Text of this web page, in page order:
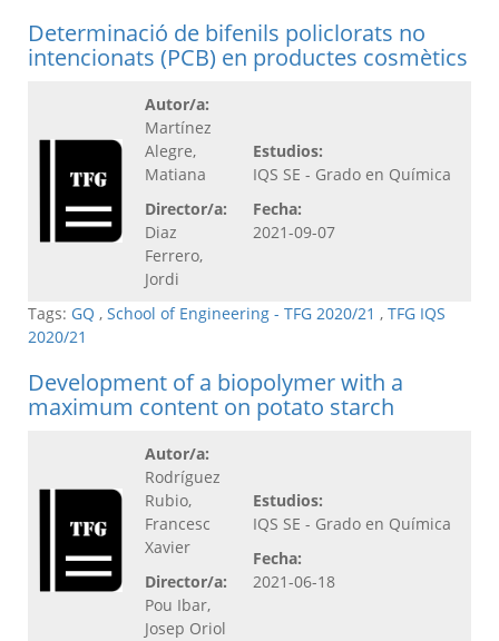
Determinació de bifenils policlorats no
intencionats (PCB) en productes cosmètics
Autor/a:
Martínez
Alegre,
Matiana
Director/a:
Diaz
Ferrero,
Jordi
Estudios:
IQS SE - Grado en Química
Fecha:
2021-09-07
Tags: GQ , School of Engineering - TFG 2020/21 , TFG IQS
2020/21
Development of a biopolymer with a
maximum content on potato starch
Autor/a:
Rodríguez
Rubio,
Francesc
Xavier
Director/a:
Pou Ibar,
Josep Oriol
Estudios:
IQS SE - Grado en Química
Fecha:
2021-06-18